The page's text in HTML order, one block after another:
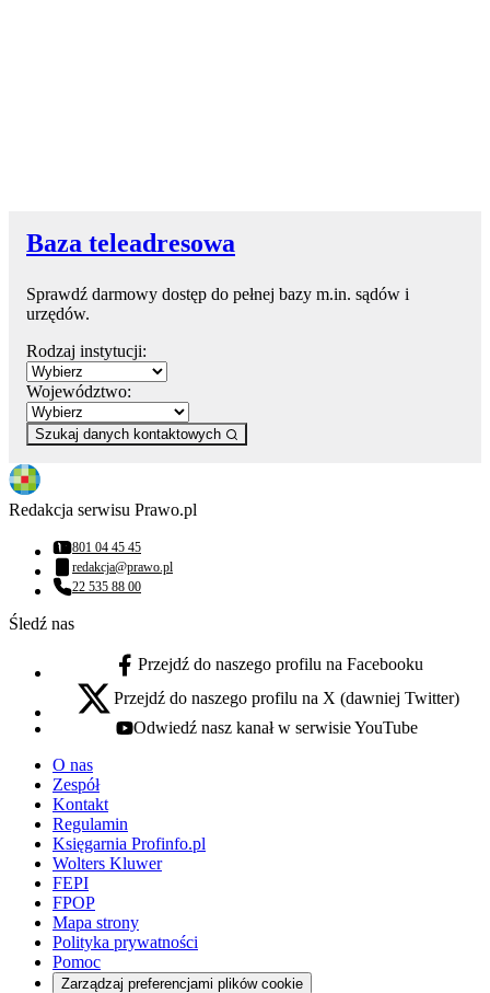
Baza teleadresowa
Sprawdź darmowy dostęp do pełnej bazy m.in. sądów i
urzędów.
Rodzaj instytucji:
Województwo:
Szukaj danych kontaktowych
Redakcja serwisu Prawo.pl
Numer telefonu:
801 04 45 45
Adres email:
redakcja@prawo.pl
Numer telefonu:
22 535 88 00
Śledź nas
facebook - otwiera się w nowej karcie
Przejdź do naszego profilu na Facebooku
x - otwiera się w nowej karcie
Przejdź do naszego profilu na X (dawniej Twitter)
youtube - otwiera się w nowej karcie
Odwiedź nasz kanał w serwisie YouTube
O nas
Zespół
Kontakt
Regulamin
Księgarnia Profinfo.pl
Wolters Kluwer
FEPI
FPOP
Mapa strony
Polityka prywatności
Pomoc
Zarządzaj preferencjami plików cookie